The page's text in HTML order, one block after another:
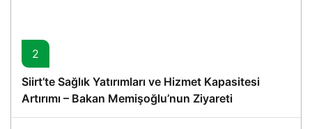
2
Siirt’te Sağlık Yatırımları ve Hizmet Kapasitesi
Artırımı – Bakan Memişoğlu’nun Ziyareti